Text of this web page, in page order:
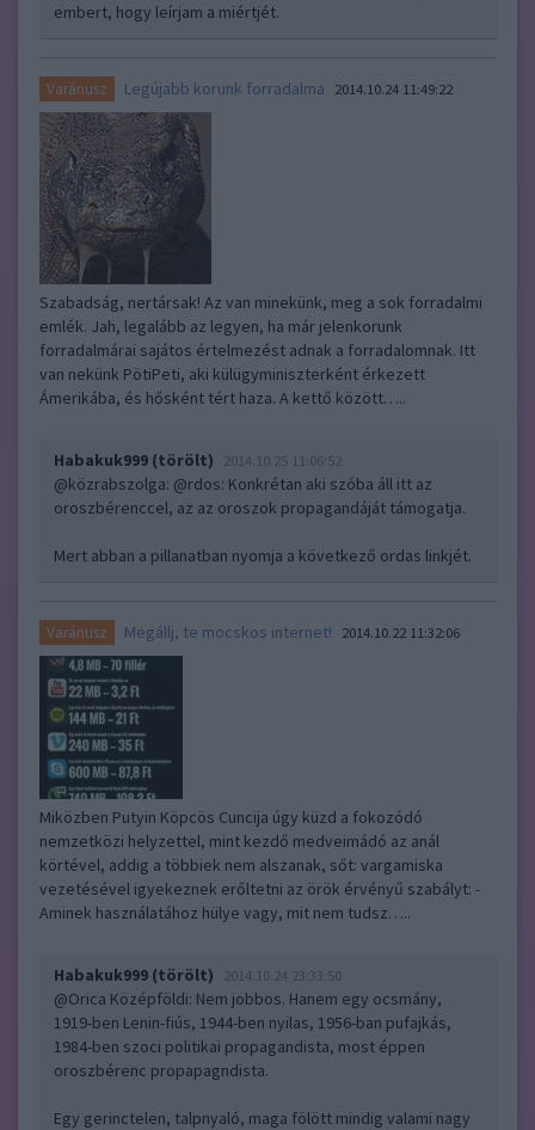
embert, hogy leírjam a miértjét.
Varánusz Legújabb korunk forradalma 2014.10.24 11:49:22
Szabadság, nertársak! Az van minekünk, meg a sok forradalmi
emlék. Jah, legalább az legyen, ha már jelenkorunk
forradalmárai sajátos értelmezést adnak a forradalomnak. Itt
van nekünk PötiPeti, aki külügyminiszterként érkezett
Ámerikába, és hősként tért haza. A kettő között…..
Habakuk999 (törölt) 2014.10.25 11:06:52
@közrabszolga: @rdos: Konkrétan aki szóba áll itt az
oroszbérenccel, az az oroszok propagandáját támogatja.
Mert abban a pillanatban nyomja a következő ordas linkjét.
Varánusz Megállj, te mocskos internet! 2014.10.22 11:32:06
Miközben Putyin Köpcös Cuncija úgy küzd a fokozódó
nemzetközi helyzettel, mint kezdő medveimádó az anál
körtével, addig a többiek nem alszanak, sőt: vargamiska
vezetésével igyekeznek erőltetni az örök érvényű szabályt: -
Aminek használatához hülye vagy, mit nem tudsz…..
Habakuk999 (törölt) 2014.10.24 23:33:50
@Orica Középföldi: Nem jobbos. Hanem egy ocsmány,
1919-ben Lenin-fiús, 1944-ben nyilas, 1956-ban pufajkás,
1984-ben szoci politikai propagandista, most éppen
oroszbérenc propapagndista.
Egy gerinctelen, talpnyaló, maga fölött mindig valami nagy